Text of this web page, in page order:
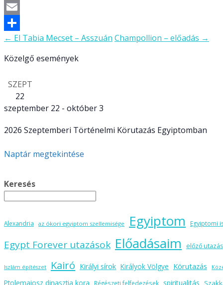
Mastodon
Email
Ossza
meg
Bejegyzésnavigáció
← El Tabia Mecset – Asszuán Champollion – előadás →
Közelgő események
SZEPT
22
szeptember 22 - október 3
2026 Szeptemberi Történelmi Körutazás Egyiptomban
Naptár megtekintése
Keresés
Alexandria az ókori egyiptom szellemisége Egyiptom Egyiptomi
Egypt Forever utazások Előadásaim előző
Iszlám építészet Kairó Királyi sírok Királyok Völgye Körutazás
Ptolemaiosz dinasztia kora
Régészeti felfedezések spiritualitás